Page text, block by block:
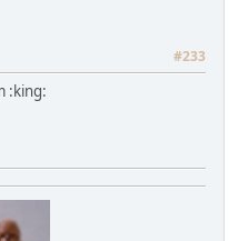
#233
:king: